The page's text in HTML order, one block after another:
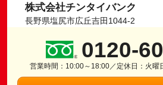
株式会社チンタイバンク
長野県塩尻市広丘吉田1044-2
0120-
営業時間：10:00～18:00／定休日：火曜